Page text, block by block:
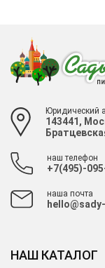
Юридический
143441,
наш телефон
+7(495)-
наша почта
НАШ КАТАЛОГ